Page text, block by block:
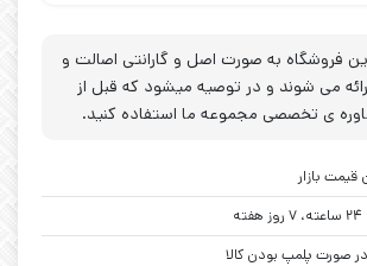
فروشگاه به صورت اصل و گارانتی اصالت و
می شوند و در توصیه میشود که قبل از
ی تخصصی مجموعه ما استفاده کنید.
بازار
صورت پلمپ بودن کالا